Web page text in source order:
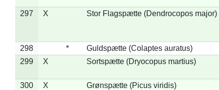
297 X Stor Flagspætte (Dendrocopos major)
298 *
Guldspætte (Colaptes auratus)
299
X Sortspætte (Dryocopus martius)
300 X Grønspætte (Picus viridis)